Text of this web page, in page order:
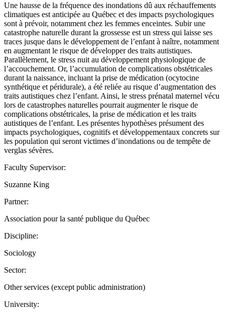
Une hausse de la fréquence des inondations dû aux réchauffements
climatiques est anticipée au Québec et des impacts psychologiques
sont à prévoir, notamment chez les femmes enceintes. Subir une
catastrophe naturelle durant la grossesse est un stress qui laisse ses
traces jusque dans le développement de l’enfant à naître, notamment
en augmentant le risque de développer des traits autistiques.
Parallèlement, le stress nuit au développement physiologique de
l’accouchement. Or, l’accumulation de complications obstétricales
durant la naissance, incluant la prise de médication (ocytocine
synthétique et péridurale), a été reliée au risque d’augmentation des
traits autistiques chez l’enfant. Ainsi, le stress prénatal maternel vécu
lors de catastrophes naturelles pourrait augmenter le risque de
complications obstétricales, la prise de médication et les traits
autistiques de l’enfant. Les présentes hypothèses présument des
impacts psychologiques, cognitifs et développementaux concrets sur
les population qui seront victimes d’inondations ou de tempête de
verglas sévères.
Faculty Supervisor:
Suzanne King
Partner:
Association pour la santé publique du Québec
Discipline:
Sociology
Sector:
Other services (except public administration)
University: